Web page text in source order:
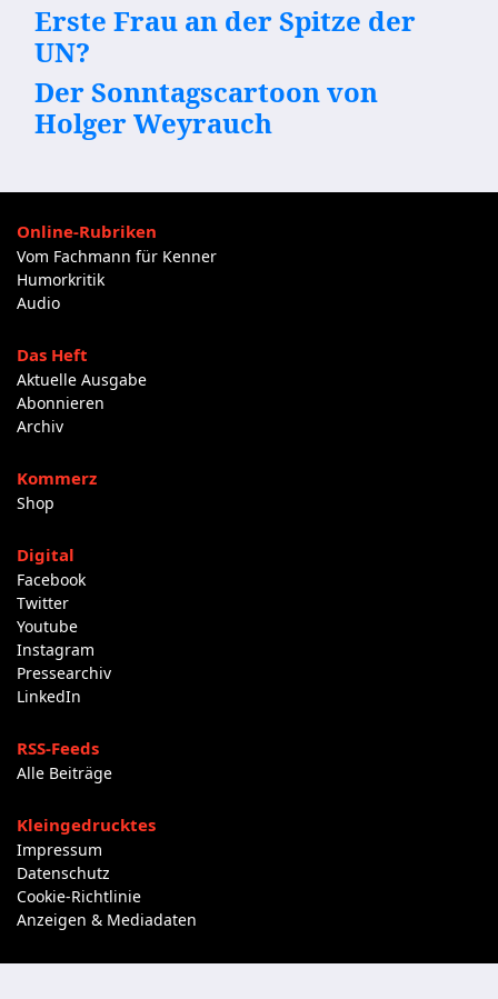
Erste Frau an der Spitze der
UN?
Der Sonntagscartoon von
Holger Weyrauch
Online-Rubriken
Vom Fachmann für Kenner
Humorkritik
Audio
Das Heft
Aktuelle Ausgabe
Abonnieren
Archiv
Kommerz
Shop
Digital
Facebook
Twitter
Youtube
Instagram
Pressearchiv
LinkedIn
RSS-Feeds
Alle Beiträge
Kleingedrucktes
Impressum
Datenschutz
Cookie-Richtlinie
Anzeigen & Mediadaten